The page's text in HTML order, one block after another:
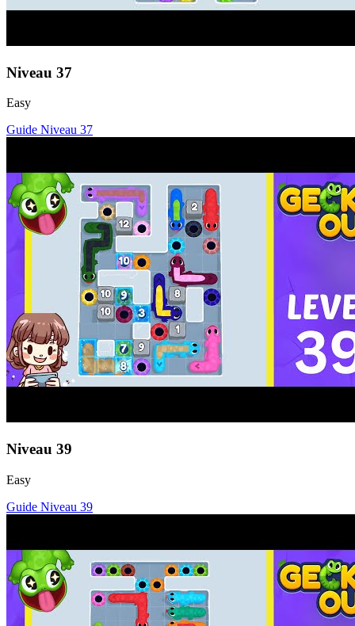
Niveau 37
Easy
Guide Niveau 37
Niveau 39
Easy
Guide Niveau 39